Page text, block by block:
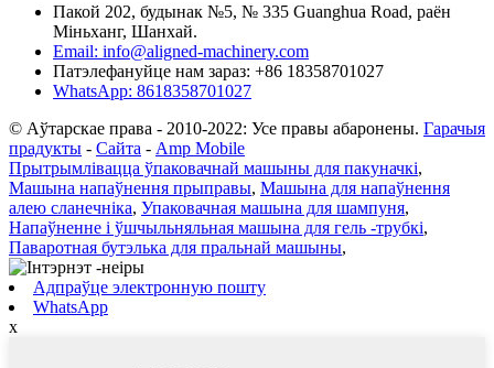
Пакой 202, будынак №5, № 335 Guanghua Road, раён
Міньханг, Шанхай.
Email: info@aligned-machinery.com
Патэлефануйце нам зараз: +86 18358701027
WhatsApp: 8618358701027
© Аўтарскае права - 2010-2022: Усе правы абаронены. Гарачыя
прадукты - Сайта - Amp Mobile
Прытрымлівацца ўпаковачнай машыны для пакуначкі,
Машына напаўнення прыправы, Машына для напаўнення
алею сланечніка, Упаковачная машына для шампуня,
Напаўненне і ўшчыльняльная машына для гель -трубкі,
Паваротная бутэлька для пральнай машыны,
Адпраўце электронную пошту
WhatsApp
x